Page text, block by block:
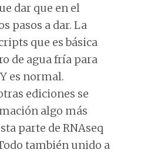
dar que en el
pasos a dar. La
que es básica
de agua fría para
es normal.
ediciones se
algo más
parte de RNAseq
también unido a